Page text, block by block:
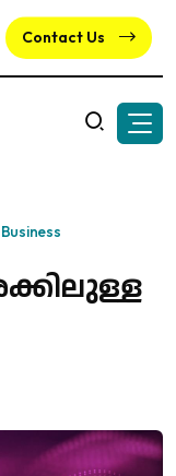
Contact Us
Business